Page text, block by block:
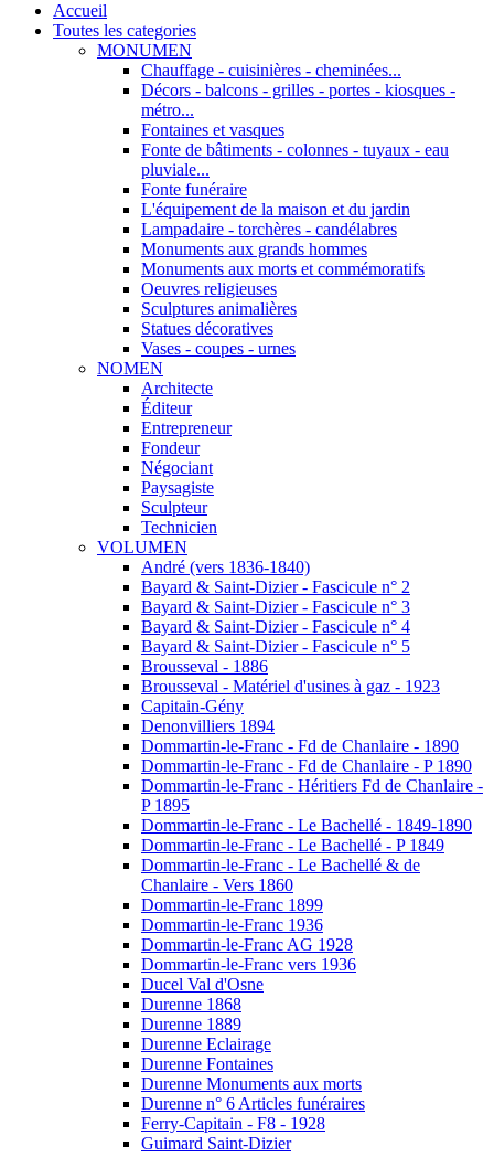
Accueil
Toutes les categories
MONUMEN
Chauffage - cuisinières - cheminées...
Décors - balcons - grilles - portes - kiosques -
métro...
Fontaines et vasques
Fonte de bâtiments - colonnes - tuyaux - eau
pluviale...
Fonte funéraire
L'équipement de la maison et du jardin
Lampadaire - torchères - candélabres
Monuments aux grands hommes
Monuments aux morts et commémoratifs
Oeuvres religieuses
Sculptures animalières
Statues décoratives
Vases - coupes - urnes
NOMEN
Architecte
Éditeur
Entrepreneur
Fondeur
Négociant
Paysagiste
Sculpteur
Technicien
VOLUMEN
André (vers 1836-1840)
Bayard & Saint-Dizier - Fascicule n° 2
Bayard & Saint-Dizier - Fascicule n° 3
Bayard & Saint-Dizier - Fascicule n° 4
Bayard & Saint-Dizier - Fascicule n° 5
Brousseval - 1886
Brousseval - Matériel d'usines à gaz - 1923
Capitain-Gény
Denonvilliers 1894
Dommartin-le-Franc - Fd de Chanlaire - 1890
Dommartin-le-Franc - Fd de Chanlaire - P 1890
Dommartin-le-Franc - Héritiers Fd de Chanlaire -
P 1895
Dommartin-le-Franc - Le Bachellé - 1849-1890
Dommartin-le-Franc - Le Bachellé - P 1849
Dommartin-le-Franc - Le Bachellé & de
Chanlaire - Vers 1860
Dommartin-le-Franc 1899
Dommartin-le-Franc 1936
Dommartin-le-Franc AG 1928
Dommartin-le-Franc vers 1936
Ducel Val d'Osne
Durenne 1868
Durenne 1889
Durenne Eclairage
Durenne Fontaines
Durenne Monuments aux morts
Durenne n° 6 Articles funéraires
Ferry-Capitain - F8 - 1928
Guimard Saint-Dizier